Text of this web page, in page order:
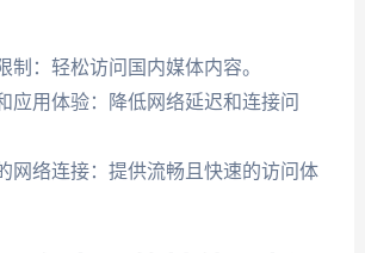
制：轻松访问国内媒体内容。
应用体验：降低网络延迟和连接问
网络连接：提供流畅且快速的访问体